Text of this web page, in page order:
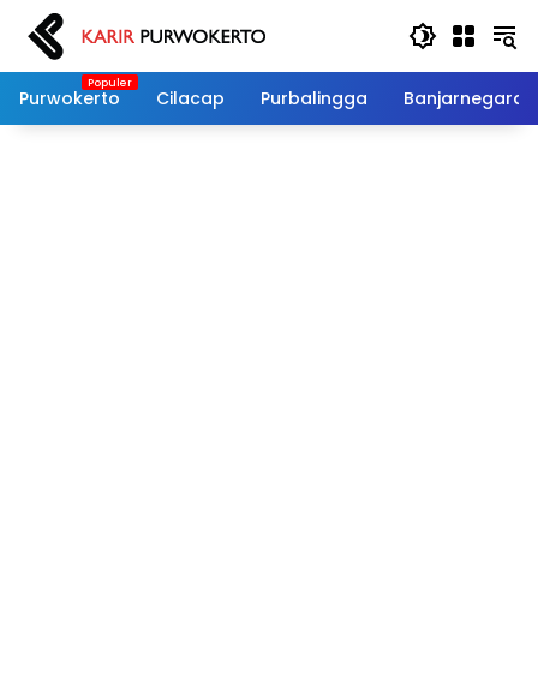
Langsung
konten
Purwokerto
Cilacap Purbalingga Banjarnegara